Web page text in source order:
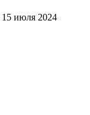
15 июля 2024